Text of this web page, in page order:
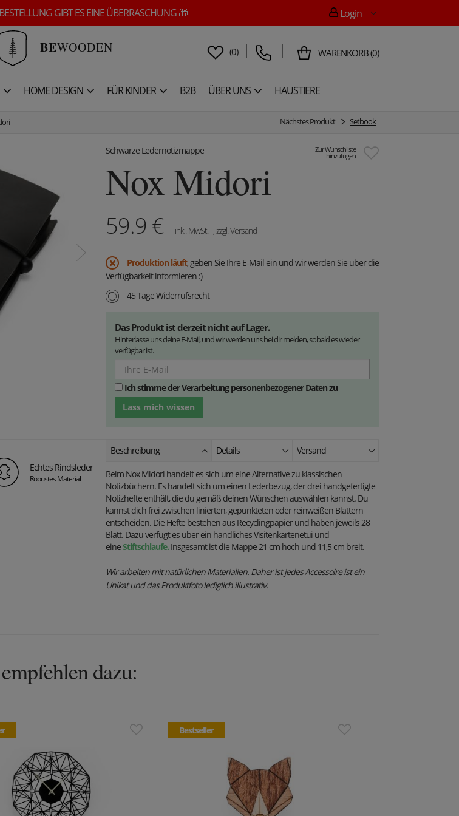
GIBT ES EINE ÜBERRASCHUNG 🎁 Login
BEWOODEN (0) WARENKORB(0)
HOME DESIGN FÜR KINDER B2B ÜBER UNS HAUSTIERE
Nächstes Produkt Setbook
Zur Wunschliste
hinzufügen
Schwarze Ledernotizmappe
Nox Midori
59.9 € inkl. MwSt. , zzgl. Versand
Produktion läuft, geben Sie Ihre E-Mail ein und wir werden Sie über die
Verfügbarkeit informieren :)
45 Tage Widerrufsrecht
Das Produkt ist derzeit nicht auf Lager.
Hinterlasse uns deine E-Mail, und wir werden uns bei dir melden, sobald es wieder
verfügbar ist.
Ich stimme der Verarbeitung personenbezogener Daten zu
Lass mich wissen
Echtes Rindsleder
Robustes Material
Beschreibung Details Versand
Beim Nox Midori handelt es sich um eine Alternative zu klassischen
Notizbüchern. Es handelt sich um einen Lederbezug, der drei handgefertigte
Notizhefte enthält, die du gemäß deinen Wünschen auswählen kannst. Du
kannst dich frei zwischen linierten,gepunkteten oder reinweißen Blättern
entscheiden. Die Hefte bestehen aus Recyclingpapier und haben jeweils 28
Blatt. Dazu verfügt es über ein handliches Visitenkartenetui und
eineStiftschlaufe. Insgesamt ist die Mappe 21 cm hoch und 11,5 cm breit.
Wir arbeiten mit natürlichen Materialien. Daher ist jedes Accessoire ist ein
Unikat und das Produktfoto lediglich illustrativ.
dazu:
Bestseller